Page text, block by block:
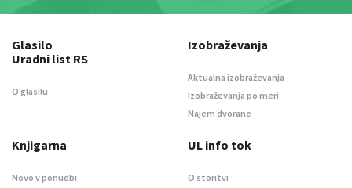
Glasilo
Uradni list RS
O glasilu
Izobraževanja
Aktualna izobraževanja
Izobraževanja po meri
Najem dvorane
Knjigarna
Novo v ponudbi
UL info tok
O storitvi